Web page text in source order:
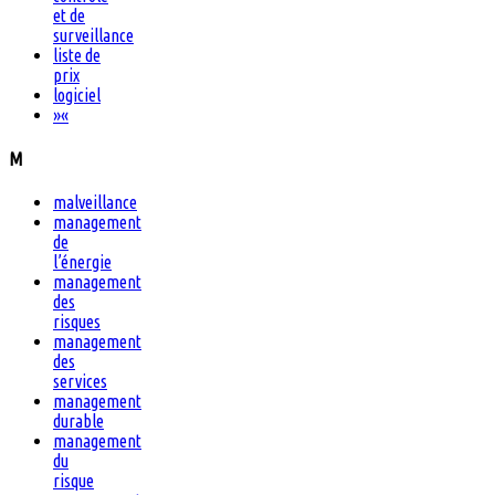
et de
surveillance
liste de
prix
logiciel
»«
M
malveillance
management
de
l’énergie
management
des
risques
management
des
services
management
durable
management
du
risque